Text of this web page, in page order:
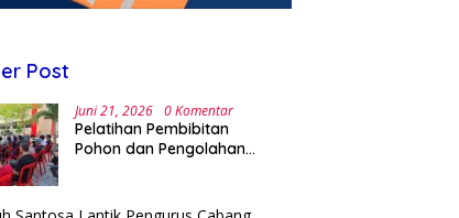
Post
Juni 21, 2026 0 Komentar
Pelatihan Pembibitan
Pohon dan Pengolahan
Green Campus di UPA